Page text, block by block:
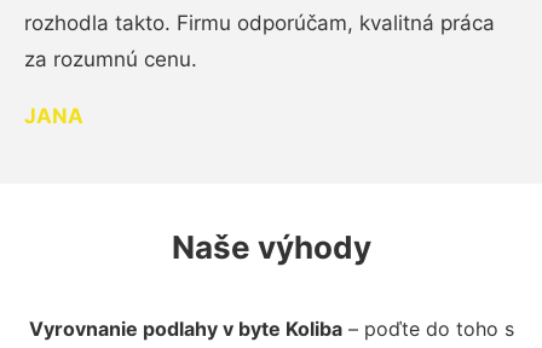
rozhodla takto. Firmu odporúčam, kvalitná práca
za rozumnú cenu.
JANA
Naše výhody
Vyrovnanie podlahy v byte Koliba– poďte do toho s